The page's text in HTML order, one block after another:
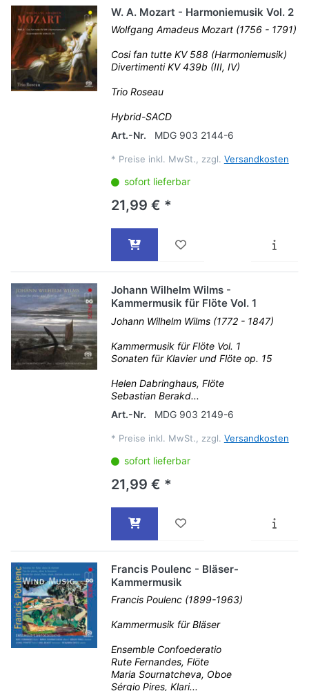
W. A. Mozart - Harmoniemusik Vol. 2
Wolfgang Amadeus Mozart (1756 - 1791)
Cosi fan tutte KV 588 (Harmoniemusik)
Divertimenti KV 439b (III, IV)
Trio Roseau
Hybrid-SACD
Art.-Nr.
MDG 903 2144-6
* Preise inkl. MwSt., zzgl. Versandkosten
sofort lieferbar
21,99 € *
Johann Wilhelm Wilms -
Kammermusik für Flöte Vol. 1
Johann Wilhelm Wilms (1772 - 1847)
Kammermusik für Flöte Vol. 1
Sonaten für Klavier und Flöte op. 15
Helen Dabringhaus, Flöte
Sebastian Berakd...
Art.-Nr.
MDG 903 2149-6
* Preise inkl. MwSt., zzgl. Versandkosten
sofort lieferbar
21,99 € *
Francis Poulenc - Bläser-
Kammermusik
Francis Poulenc (1899-1963)
Kammermusik für Bläser
Ensemble Confoederatio
Rute Fernandes, Flöte
Maria Sournatcheva, Oboe
Sérgio Pires, Klari...